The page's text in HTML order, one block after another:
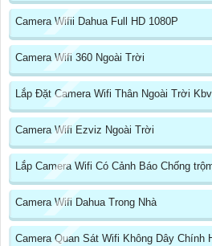
Camera Wifii Dahua Full HD 1080P
Camera Wifi 360 Ngoài Trời
Lắp Đặt Camera Wifi Thân Ngoài Trời
Camera Wifi Ezviz Ngoài Trời
Lắp Camera Wifi Có Cảnh Báo Chống
Camera Wifi Dahua Trong Nhà
Camera Quan Sát Wifi Không Dây Chính